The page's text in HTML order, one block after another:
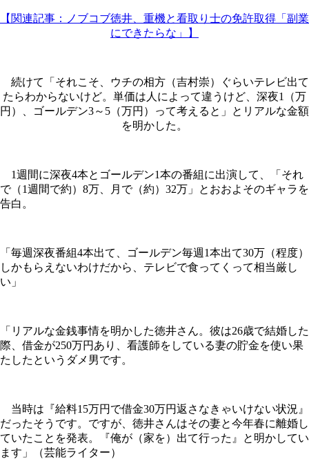
【関連記事：ノブコブ徳井、重機と看取り士の免許取得「副業
にできたらな」】
続けて「それこそ、ウチの相方（吉村崇）ぐらいテレビ出て
たらわからないけど。単価は人によって違うけど、深夜1（万
円）、ゴールデン3～5（万円）って考えると」とリアルな金額
を明かした。
1週間に深夜4本とゴールデン1本の番組に出演して、「それ
で（1週間で約）8万、月で（約）32万」とおおよそのギャラを
告白。
「毎週深夜番組4本出て、ゴールデン毎週1本出て30万（程度）
しかもらえないわけだから、テレビで食ってくって相当厳し
い」
「リアルな金銭事情を明かした徳井さん。彼は26歳で結婚した
際、借金が250万円あり、看護師をしている妻の貯金を使い果
たしたというダメ男です。
当時は『給料15万円で借金30万円返さなきゃいけない状況』
だったそうです。ですが、徳井さんはその妻と今年春に離婚し
ていたことを発表。『俺が（家を）出て行った』と明かしてい
ます」（芸能ライター）